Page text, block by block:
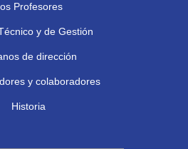
Profesores
y de Gestión
de dirección
y colaboradores
Historia